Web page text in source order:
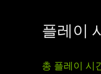
플레이
총 플레이 시